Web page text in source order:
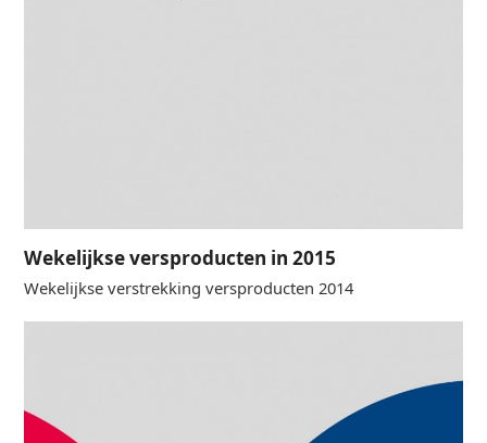
Wekelijkse versproducten in 2015
Wekelijkse verstrekking versproducten 2014